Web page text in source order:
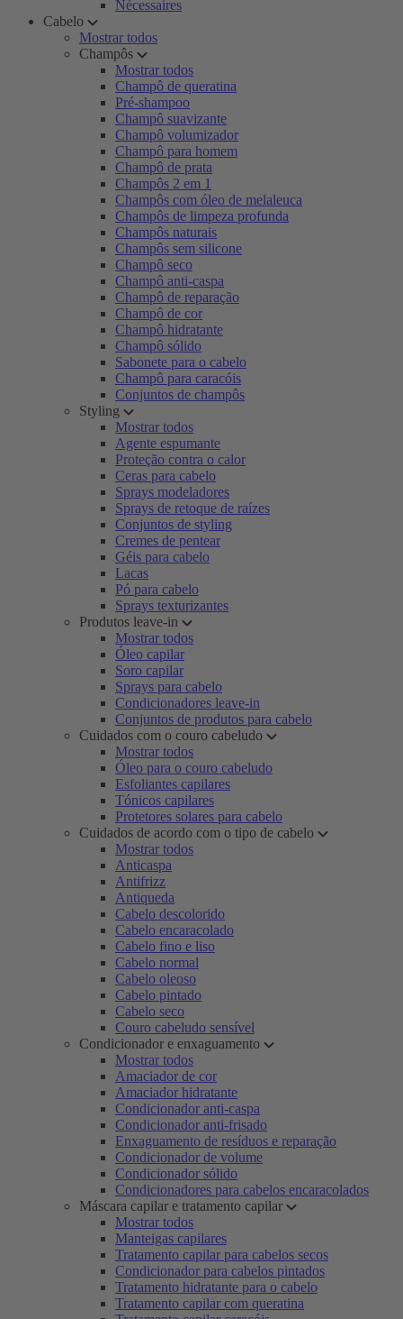
Nécessaires
Cabelo
Mostrar todos
Champôs
Mostrar todos
Champô de queratina
Pré-shampoo
Champô suavizante
Champô volumizador
Champô para homem
Champô de prata
Champôs 2 em 1
Champôs com óleo de melaleuca
Champôs de limpeza profunda
Champôs naturais
Champôs sem silicone
Champô seco
Champô anti-caspa
Champô de reparação
Champô de cor
Champô hidratante
Champô sólido
Sabonete para o cabelo
Champô para caracóis
Conjuntos de champôs
Styling
Mostrar todos
Agente espumante
Proteção contra o calor
Ceras para cabelo
Sprays modeladores
Sprays de retoque de raízes
Conjuntos de styling
Cremes de pentear
Géis para cabelo
Lacas
Pó para cabelo
Sprays texturizantes
Produtos leave-in
Mostrar todos
Óleo capilar
Soro capilar
Sprays para cabelo
Condicionadores leave-in
Conjuntos de produtos para cabelo
Cuidados com o couro cabeludo
Mostrar todos
Óleo para o couro cabeludo
Esfoliantes capilares
Tónicos capilares
Protetores solares para cabelo
Cuidados de acordo com o tipo de cabelo
Mostrar todos
Anticaspa
Antifrizz
Antiqueda
Cabelo descolorido
Cabelo encaracolado
Cabelo fino e liso
Cabelo normal
Cabelo oleoso
Cabelo pintado
Cabelo seco
Couro cabeludo sensível
Condicionador e enxaguamento
Mostrar todos
Amaciador de cor
Amaciador hidratante
Condicionador anti-caspa
Condicionador anti-frisado
Enxaguamento de resíduos e reparação
Condicionador de volume
Condicionador sólido
Condicionadores para cabelos encaracolados
Máscara capilar e tratamento capilar
Mostrar todos
Manteigas capilares
Tratamento capilar para cabelos secos
Condicionador para cabelos pintados
Tratamento hidratante para o cabelo
Tratamento capilar com queratina